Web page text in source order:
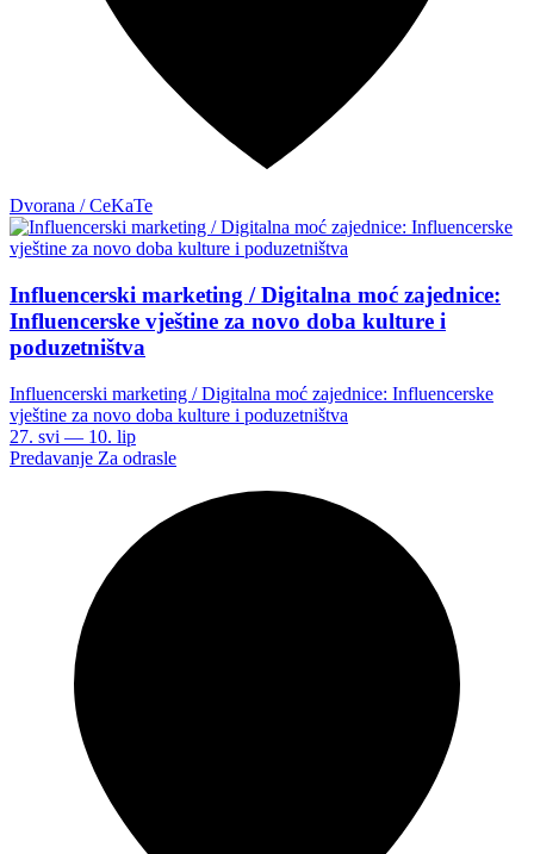
Dvorana / CeKaTe
Influencerski marketing / Digitalna moć zajednice:
Influencerske vještine za novo doba kulture i
poduzetništva
Influencerski marketing / Digitalna moć zajednice: Influencerske
vještine za novo doba kulture i poduzetništva
27. svi — 10. lip
Predavanje Za odrasle